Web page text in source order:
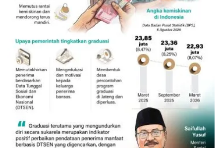
132 ribu keluarga graduasi dari